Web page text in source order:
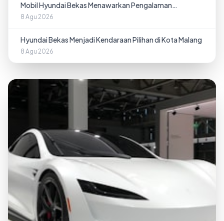
Mobil Hyundai Bekas Menawarkan Pengalaman
Berkendara Nyaman
8 Agu 2026
Hyundai Bekas Menjadi Kendaraan Pilihan di Kota Malang
8 Agu 2026